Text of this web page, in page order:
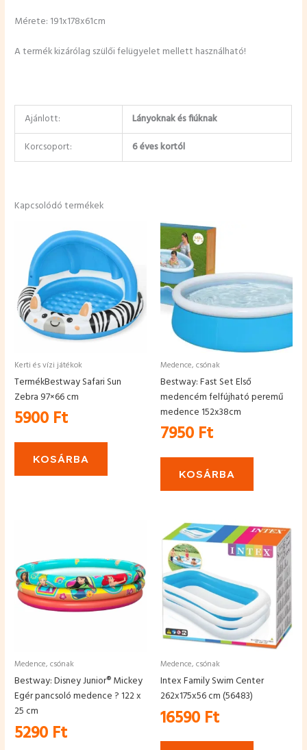
Mérete: 191x178x61cm
A termék kizárólag szülői felügyelet mellett használható!
Ajánlott:
Lányoknak és fiúknak
Korcsoport:
6 éves kortól
Kapcsolódó termékek
Kerti és vízi játékok
TermékBestway Safari Sun
Zebra 97×66 cm
5900 Ft
KOSÁRBA
Medence, csónak
Bestway: Fast Set Első
medencém felfújható peremű
medence 152x38cm
7950 Ft
KOSÁRBA
Medence, csónak
Bestway: Disney Junior® Mickey
Egér pancsoló medence ? 122 x
25 cm
5290 Ft
Medence, csónak
Intex Family Swim Center
262x175x56 cm (56483)
16590 Ft